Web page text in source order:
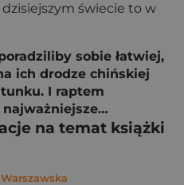
świecie to w
sobie łatwiej,
ich drodze chińskiej
I raptem
najważniejsze…
na temat książki